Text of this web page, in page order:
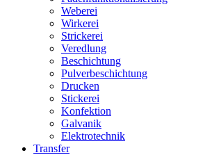
Weberei
Wirkerei
Strickerei
Veredlung
Beschichtung
Pulverbeschichtung
Drucken
Stickerei
Konfektion
Galvanik
Elektrotechnik
Transfer